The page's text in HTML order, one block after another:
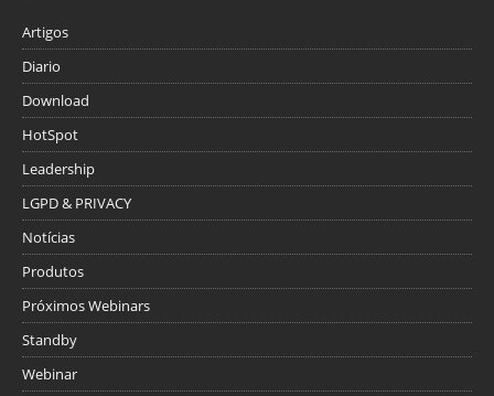
Artigos
Diario
Download
HotSpot
Leadership
LGPD & PRIVACY
Notícias
Produtos
Próximos Webinars
Standby
Webinar